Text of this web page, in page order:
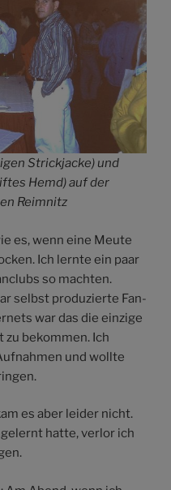
Strickjacke) und
Hemd) auf der
Reimnitz
es, wenn eine Meute
Ich lernte ein paar
so machten.
selbst produzierte Fan-
war das die einzige
zu bekommen. Ich
und wollte
es aber leider nicht.
hatte, verlor ich